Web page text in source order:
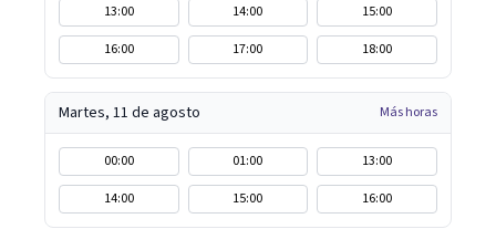
¡Espero tener la oportunidad de trabajar contigo y ser
parte de tu camino hacia una vida plena y significativa!
13:00 14:00
15:00
16:00
17:00 18:00
Martes, 11 de agosto Más horas
00:00 01:00
13:00
14:00
15:00 16:00